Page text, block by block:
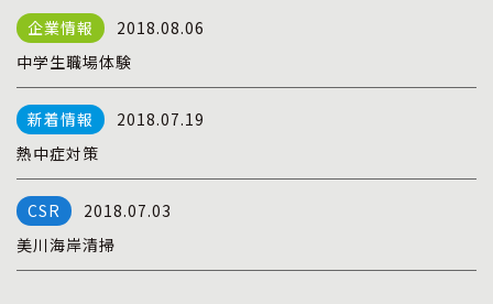
2018.08.06
中学生職場体験
2018.07.19
熱中症対策
2018.07.03
美川海岸清掃